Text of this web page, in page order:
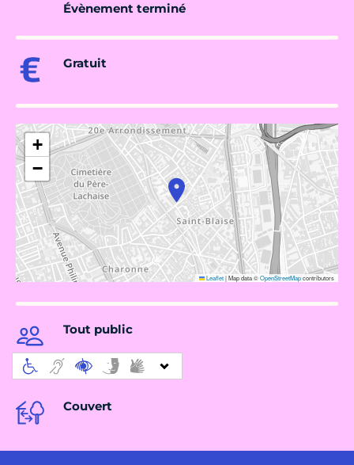
Évènement terminé
Gratuit
+
−
Leaflet|Map data ©OpenStreetMapcontributors
Tout public
Couvert